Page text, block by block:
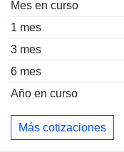
Mes en curso
1 mes
3 mes
6 mes
Año en curso
Más cotizaciones